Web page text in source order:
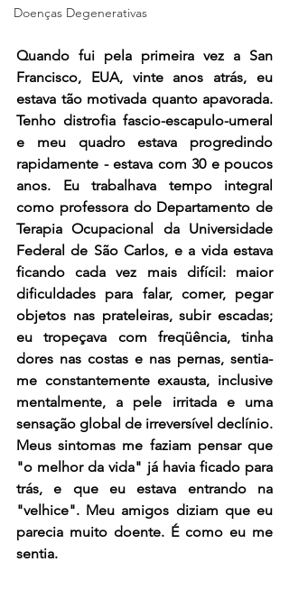
Doenças Degenerativas
Quando fui pela primeira vez a San
Francisco, EUA, vinte anos atrás, eu
estava tão motivada quanto apavorada.
Tenho distrofia fascio-escapulo-umeral
e meu quadro estava progredindo
rapidamente - estava com 30 e poucos
anos. Eu trabalhava tempo integral
como professora do Departamento de
Terapia Ocupacional da Universidade
Federal de São Carlos, e a vida estava
ficando cada vez mais difícil: maior
dificuldades para falar, comer, pegar
objetos nas prateleiras, subir escadas;
eu tropeçava com freqüência, tinha
dores nas costas e nas pernas, sentia-
me constantemente exausta, inclusive
mentalmente, a pele irritada e uma
sensação global de irreversível declínio.
Meus sintomas me faziam pensar que
"o melhor da vida" já havia ficado para
trás, e que eu estava entrando na
"velhice". Meu amigos diziam que eu
parecia muito doente. É como eu me
sentia.